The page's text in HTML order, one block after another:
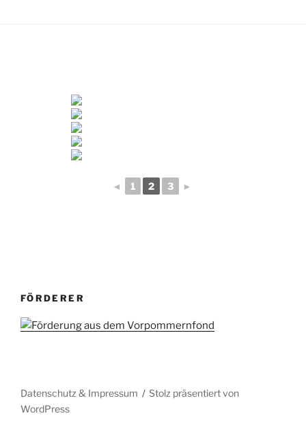
◄ 1 2 3 ►
FÖRDERER
Datenschutz & Impressum
Stolz präsentiert von
WordPress